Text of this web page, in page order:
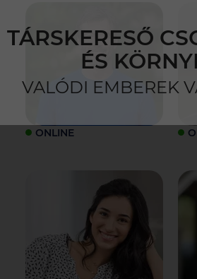
TÁRSKERESŐ
ÉS
VALÓDI EMBEREK
ONLINE